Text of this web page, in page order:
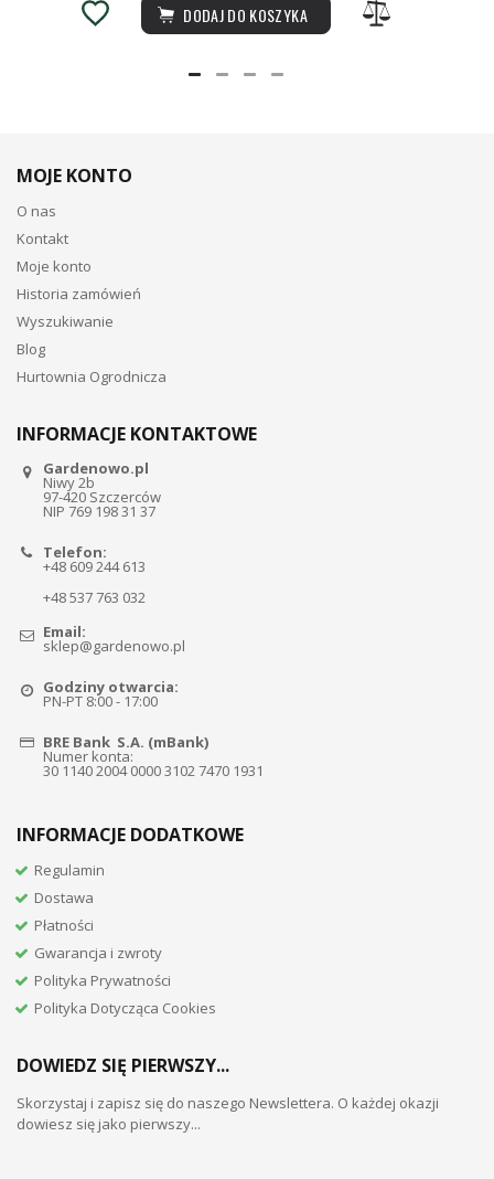
DODAJ DO KOSZYKA
MOJE KONTO
O nas
Kontakt
Moje konto
Historia zamówień
Wyszukiwanie
Blog
Hurtownia Ogrodnicza
INFORMACJE KONTAKTOWE
Gardenowo.pl
Niwy 2b
97-420 Szczerców
NIP 769 198 31 37
Telefon:
+48 609 244 613
+48 537 763 032
Email:
sklep@gardenowo.pl
Godziny otwarcia:
PN-PT 8:00 - 17:00
BRE Bank S.A. (mBank)
Numer konta:
30 1140 2004 0000 3102 7470 1931
INFORMACJE DODATKOWE
Regulamin
Dostawa
Płatności
Gwarancja i zwroty
Polityka Prywatności
Polityka Dotycząca Cookies
DOWIEDZ SIĘ PIERWSZY...
Skorzystaj i zapisz się do naszego Newslettera. O każdej okazji
dowiesz się jako pierwszy...